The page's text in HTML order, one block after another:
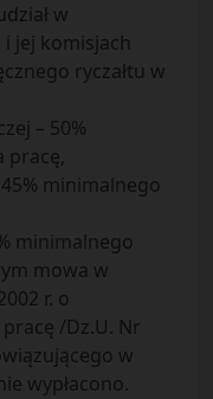
w
jej komisjach
ryczałtu w
– 50%
pracę,
minimalnego
minimalnego
mowa w
r. o
/Dz.U. Nr
w
wypłacono.